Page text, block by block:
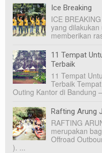
Ice Breaking
ICE
yang
memberikan
11 Tempat
Terbaik
11 Tempat
Terbaik
Outing Kantor di Bandung
Rafting Arung
RAFTING
merupakan
Offroad
). ...